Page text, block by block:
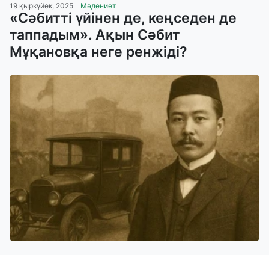
19 қыркүйек, 2025 Мәдениет
«Сәбитті үйінен де, кеңседен де
таппадым». Ақын Сәбит
Мұқановқа неге ренжіді?